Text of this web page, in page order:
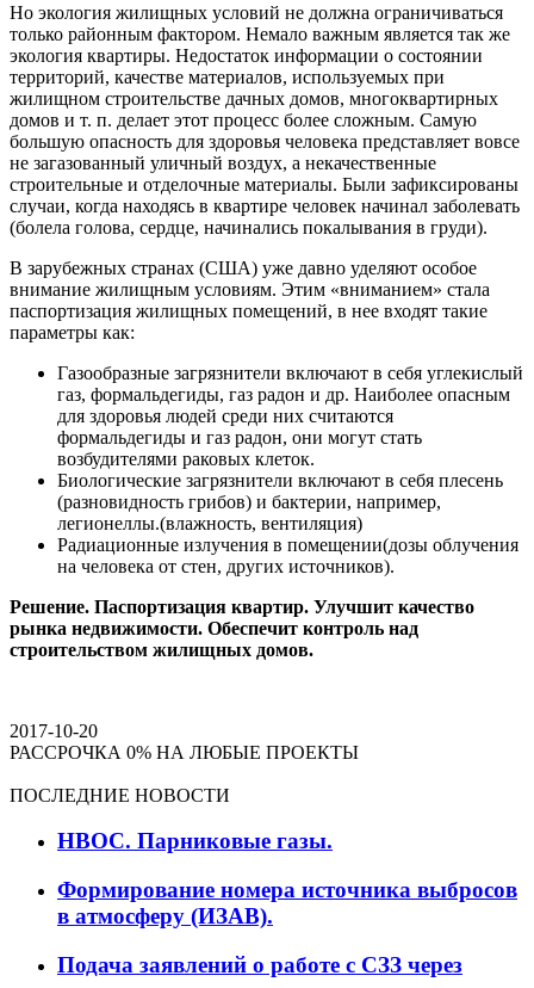
Но экология жилищных условий не должна ограничиваться
только районным фактором. Немало важным является так же
экология квартиры. Недостаток информации о состоянии
территорий, качестве материалов, используемых при
жилищном строительстве дачных домов, многоквартирных
домов и т. п. делает этот процесс более сложным. Самую
большую опасность для здоровья человека представляет вовсе
не загазованный уличный воздух, а некачественные
строительные и отделочные материалы. Были зафиксированы
случаи, когда находясь в квартире человек начинал заболевать
(болела голова, сердце, начинались покалывания в груди).
В зарубежных странах (США) уже давно уделяют особое
внимание жилищным условиям. Этим «вниманием» стала
паспортизация жилищных помещений, в нее входят такие
параметры как:
Газообразные загрязнители включают в себя углекислый
газ, формальдегиды, газ радон и др. Наиболее опасным
для здоровья людей среди них считаются
формальдегиды и газ радон, они могут стать
возбудителями раковых клеток.
Биологические загрязнители включают в себя плесень
(разновидность грибов) и бактерии, например,
легионеллы.(влажность, вентиляция)
Радиационные излучения в помещении(дозы облучения
на человека от стен, других источников).
Решение. Паспортизация квартир. Улучшит качество
рынка недвижимости. Обеспечит контроль над
строительством жилищных домов.
2017-10-20
РАССРОЧКА 0% НА ЛЮБЫЕ ПРОЕКТЫ
ПОСЛЕДНИЕ НОВОСТИ
НВОС. Парниковые газы.
Формирование номера источника выбросов
в атмосферу (ИЗАВ).
Подача заявлений о работе с СЗЗ через